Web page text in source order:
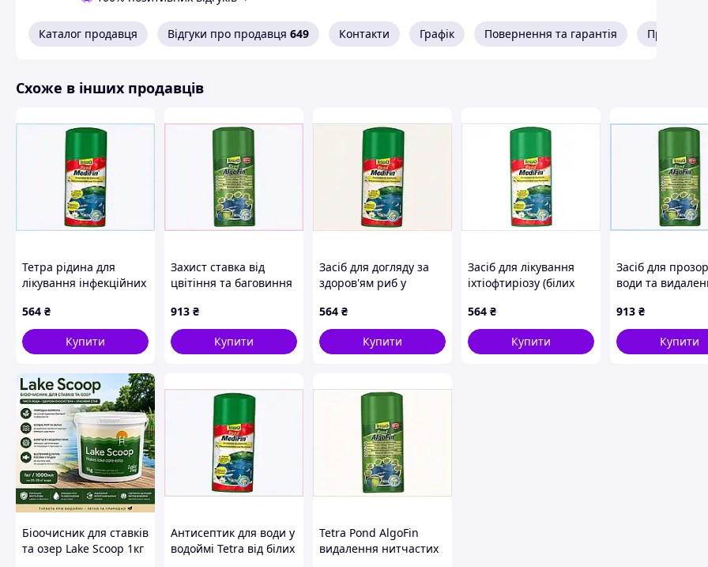
Каталог продавця Відгуки про продавця 649 Контакти Графік Повернення та гарантія Про
Схоже в інших продавців
Тетра рідина для
лікування інфекційних
риб, 88A36C2T76
564 ₴
Купити
Захист ставка від
цвітіння та баговиння
88A36B266K
913 ₴
Купити
Засіб для догляду за
здоров'ям риб у
MediFin HT8836276
564 ₴
Купити
Засіб для лікування
іхтіофтиріозу (білих
8836T276AP
564 ₴
Купити
Засіб для
води та
88M36C266
913 ₴
Купити
Біоочисник для ставків
та озер Lake Scoop 1кг
Антисептик для води у
водоймі Tetra від білих
Tetra Pond AlgoFin
видалення нитчастих